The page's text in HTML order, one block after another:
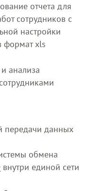
отчета для
сотрудников с
настройки
формат xls
анализа
передачи данных
обмена
единой сети